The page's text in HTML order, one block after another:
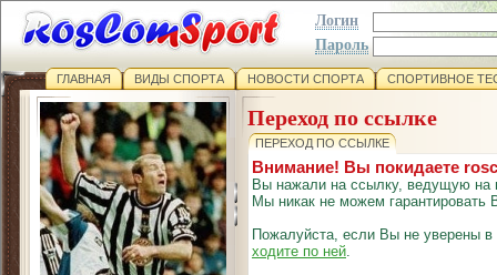
Логин
Пароль
ГЛАВНАЯ ВИДЫ СПОРТА НОВОСТИ СПОРТА СПОРТИВНОЕ
Переход по ссылке
ПЕРЕХОД ПО ССЫЛКЕ
Внимание! Вы покидаете
Вы нажали на ссылку, ведущую на
Мы никак не можем гарантировать
Пожалуйста, если Вы не уверены
ходите по ней.